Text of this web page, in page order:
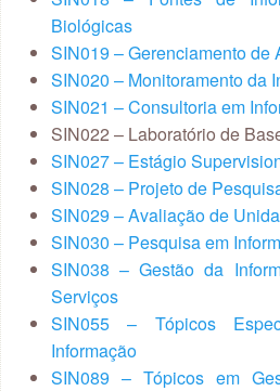
Biológicas
SIN019 – Gerenciamento de
SIN020 – Monitoramento da
SIN021 – Consultoria em
SIN022 – Laboratório de
SIN027 – Estágio
SIN028 – Projeto de
SIN029 – Avaliação de
SIN030 – Pesquisa em
SIN038 – Gestão da
Serviços
SIN055 – Tópicos
Informação
SIN089 – Tópicos em